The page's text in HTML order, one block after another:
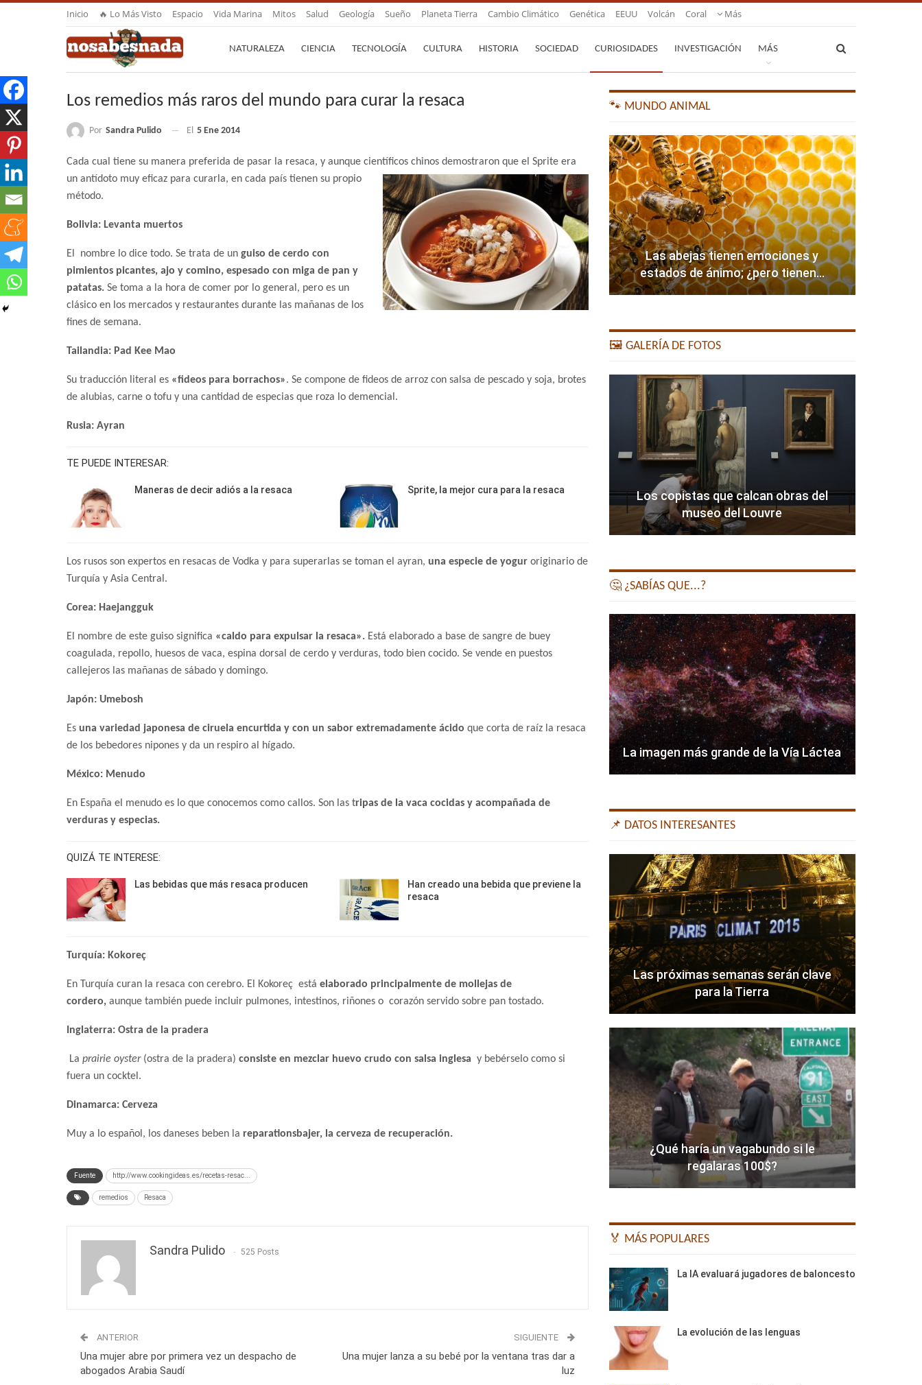
Inicio 🔥 Lo Más Visto Espacio Vida Marina Mitos Salud Geología Sueño Planeta Tierra Cambio Climático Genética EEUU Volcán Coral Más
NATURALEZA CIENCIA TECNOLOGÍA CULTURA HISTORIA SOCIEDAD CURIOSIDADES INVESTIGACIÓN MÁS
Los remedios más raros del mundo para curar la resaca
Por Sandra Pulido El 5 Ene 2014
Cada cual tiene su manera preferida de pasar la resaca, y aunque científicos chinos demostraron que el Sprite era
un antídoto muy eficaz para curarla, en cada país tienen su propio
método.
Bolivia: Levanta muertos
El nombre lo dice todo. Se trata de un guiso de cerdo con
pimientos picantes, ajo y comino, espesado con miga de pan y
patatas. Se toma a la hora de comer por lo general, pero es un
clásico en los mercados y restaurantes durante las mañanas de los
fines de semana.
Tailandia: Pad Kee Mao
Su traducción literal es «fideos para borrachos». Se compone de fideos de arroz con salsa de pescado y soja, brotes
de alubias, carne o tofu y una cantidad de especias que roza lo demencial.
Rusia: Ayran
TE PUEDE INTERESAR:
Maneras de decir adiós a la resaca Sprite, la mejor cura para la resaca
Los rusos son expertos en resacas de Vodka y para superarlas se toman el ayran, una especie de yogur originario de
Turquía y Asia Central.
Corea: Haejangguk
El nombre de este guiso significa «caldo para expulsar la resaca». Está elaborado a base de sangre de buey
coagulada, repollo, huesos de vaca, espina dorsal de cerdo y verduras, todo bien cocido. Se vende en puestos
callejeros las mañanas de sábado y domingo.
Japón: Umebosh
Es una variedad japonesa de ciruela encurtida y con un sabor extremadamente ácido que corta de raíz la resaca
de los bebedores nipones y da un respiro al hígado.
México: Menudo
En España el menudo es lo que conocemos como callos. Son las tripas de la vaca cocidas y acompañada de
verduras y especias.
QUIZÁ TE INTERESE:
Las bebidas que más resaca producen
Han creado una bebida que previene la
resaca
Turquía: Kokoreç
En Turquía curan la resaca con cerebro. El Kokoreç está elaborado principalmente de mollejas de
cordero, aunque también puede incluir pulmones, intestinos, riñones o corazón servido sobre pan tostado.
Inglaterra: Ostra de la pradera
La prairie oyster(ostra de la pradera) consiste en mezclar huevo crudo con salsa inglesa y bebérselo como si
fuera un cocktel.
Dinamarca: Cerveza
Muy a lo español, los daneses beben la reparationsbajer, la cerveza de recuperación.
Fuente http://www.cookingideas.es/recetas-resac...
remedios Resaca
Sandra Pulido 525 Posts
ANTERIOR
Una mujer abre por primera vez un despacho de
abogados Arabia Saudí
SIGUIENTE
Una mujer lanza a su bebé por la ventana tras dar a
luz
🐾 MUNDO ANIMAL
Las abejas tienen emociones y
estados de ánimo; ¿pero tienen…
🖼️ GALERÍA DE FOTOS
Los copistas que calcan obras del
museo del Louvre
🤔 ¿SABÍAS QUE...?
La imagen más grande de la Vía Láctea
📌 DATOS INTERESANTES
Las próximas semanas serán clave
para la Tierra
¿Qué haría un vagabundo si le
regalaras 100$?
🏅 MÁS POPULARES
La IA evaluará jugadores de baloncesto
La evolución de las lenguas